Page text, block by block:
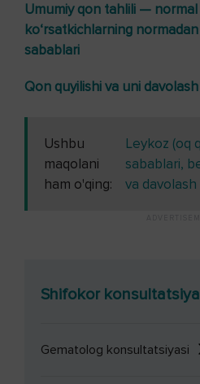
Umumiy qon tahlili — normal
ko‘rsatkichlarning
sabablari
Qon quyilishi va uni
Ushbu
maqolani
ham o'qing:
Leykoz (oq
sabablari,
va
Shifokor
Gematolog konsultatsiyasi